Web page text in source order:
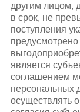
другим лицом,
в срок, не
поступления
предусмотрено
является
соглашением
персональных
осуществлять